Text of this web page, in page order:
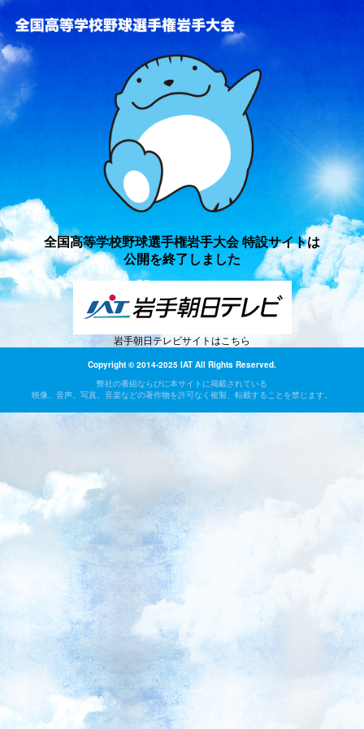
全国高等学校野球選手権岩手大会 特設サイトは
公開を終了しました
岩手朝日テレビサイトはこちら
Copyright © 2014-2025 IAT All Rights Reserved.
弊社の番組ならびに本サイトに掲載されている
映像、音声、写真、音楽などの著作物を許可なく複製、転載することを禁じます。